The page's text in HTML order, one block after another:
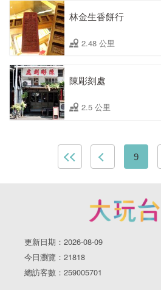
林金生香餅行
2.48 公里
陳彫刻處
2.5 公里
9
更新日期：2026-08-09
今日瀏覽：21818
總訪客數：259005701